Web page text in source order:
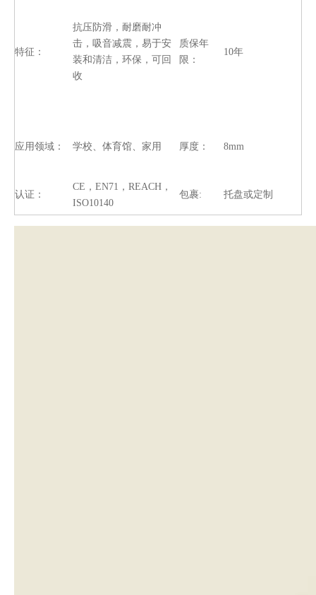
特征：
抗压防滑，耐磨耐冲
击，吸音减震，易于安
装和清洁，环保，可回
收
质保年
限：
10年
应用领域： 学校、体育馆、家用 厚度： 8mm
认证：
CE，EN71，REACH，
ISO10140
包裹: 托盘或定制